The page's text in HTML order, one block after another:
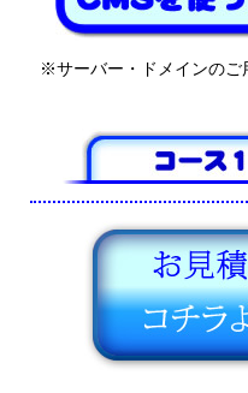
※サーバー・ドメインのご